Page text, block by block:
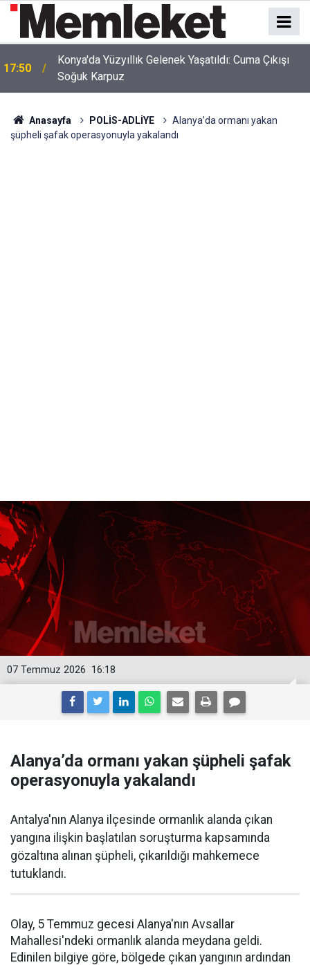
17:48 İnsan İhmali Minik Carettanın Sonu Oldu
Anasayfa POLİS-ADLİYE
Alanya’da ormanı yakan
şüpheli şafak operasyonuyla yakalandı
16:18
07 Temmuz 2026
Alanya’da ormanı yakan şüpheli şafak
operasyonuyla yakalandı
Antalya'nın Alanya ilçesinde ormanlık alanda çıkan
yangına ilişkin başlatılan soruşturma kapsamında
gözaltına alınan şüpheli, çıkarıldığı mahkemece
tutuklandı.
Olay, 5 Temmuz gecesi Alanya'nın Avsallar
Mahallesi'ndeki ormanlık alanda meydana geldi.
Edinilen bilgiye göre, bölgede çıkan yangının ardından